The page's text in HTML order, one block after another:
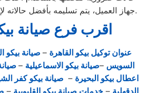
جهاز العميل، يتم تسليمه بأفضل حالاته لإرضاء العميل العزيز.
اقرب فرع صيانة
عنوان توكيل بيكو القاهرة – صيانة بيكو
السويس –صيانة بيكو الاسماعيلية –
اعطال بيكو البحيرة – صيانة بيكو كفر
الدقهلية –خدمات صيانة بيكو القليوبية –